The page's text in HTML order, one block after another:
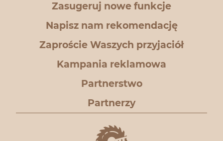
Zasugeruj nowe funkcje
Napisz nam rekomendację
Zaproście Waszych przyjaciół
Kampania reklamowa
Partnerstwo
Partnerzy